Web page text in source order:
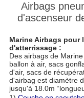
Airbags
d'ascenseur
Marine Airbags pour
d'atterrissage :
Des airbags de
ballon à air, sacs
d'air, sacs de
d'airbag est diamètre
jusqu'à 18.0m